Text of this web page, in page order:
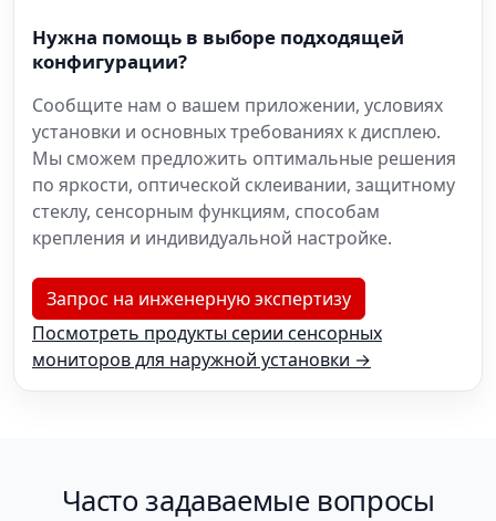
Нужна помощь в выборе подходящей
конфигурации?
Сообщите нам о вашем приложении, условиях
установки и основных требованиях к дисплею.
Мы сможем предложить оптимальные решения
по яркости, оптической склеивании, защитному
стеклу, сенсорным функциям, способам
крепления и индивидуальной настройке.
Запрос на инженерную экспертизу
Посмотреть продукты серии сенсорных
мониторов для наружной установки →
Часто задаваемые вопросы